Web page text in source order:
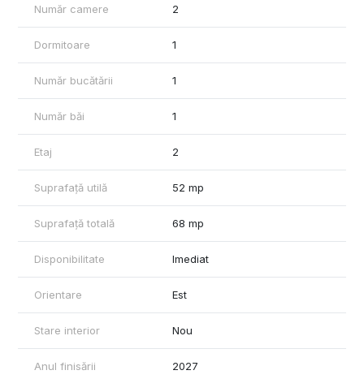
centrul orașului și zonele de interes din nord.
✅ 2 locuri de parcare GRATUITE
✅ Comision 0% pentru cumpărător
✅ Fără costuri de intermediere
Apartamentul este ideal atât pentru locuire, cât și pentru
📞 Contactați-ne pentru mai multe detalii și programarea unei
vizionări.
și COMISION 0%!
Număr camere 2
Dormitoare 1
Număr bucătării 1
Număr băi 1
Etaj 2
Suprafață utilă 52 mp
Suprafață totală 68 mp
Disponibilitate Imediat
Orientare Est
Stare interior Nou
Anul finisării 2027